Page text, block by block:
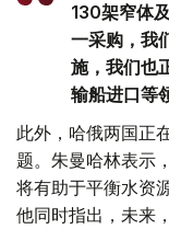
130架窄体
一采购，我
施，我们也
输船进口等
此外，哈俄两国正
题。朱曼哈林表示
将有助于平衡水资
他同时指出，未来